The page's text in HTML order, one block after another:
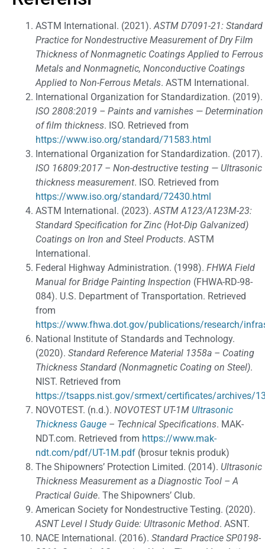
ASTM International. (2021).ASTM D7091-21: Standard
Practice for Nondestructive Measurement of Dry Film
Thickness of Nonmagnetic Coatings Applied to Ferrous
Metals and Nonmagnetic, Nonconductive Coatings
Applied to Non-Ferrous Metals. ASTM International.
International Organization for Standardization. (2019).
ISO 2808:2019 – Paints and varnishes — Determination
of film thickness. ISO. Retrieved from
https://www.iso.org/standard/71583.html
International Organization for Standardization. (2017).
ISO 16809:2017 – Non-destructive testing — Ultrasonic
thickness measurement. ISO. Retrieved from
https://www.iso.org/standard/72430.html
ASTM International. (2023).ASTM A123/A123M-23:
Standard Specification for Zinc (Hot-Dip Galvanized)
Coatings on Iron and Steel Products. ASTM
International.
Federal Highway Administration. (1998). FHWA Field
Manual for Bridge Painting Inspection (FHWA-RD-98-
084). U.S. Department of Transportation. Retrieved
from
https://www.fhwa.dot.gov/publications/research/
National Institute of Standards and Technology.
(2020). Standard Reference Material 1358a – Coating
Thickness Standard (Nonmagnetic Coating on Steel).
NIST. Retrieved from
https://tsapps.nist.gov/srmext/certificates/archives/
NOVOTEST. (n.d.). NOVOTEST UT-1M Ultrasonic
Thickness Gauge – Technical Specifications. MAK-
NDT.com. Retrieved from https://www.mak-
ndt.com/pdf/UT-1M.pdf (brosur teknis produk)
The Shipowners’ Protection Limited. (2014). Ultrasonic
Thickness Measurement as a Diagnostic Tool – A
Practical Guide. The Shipowners’ Club.
American Society for Nondestructive Testing. (2020).
ASNT Level I Study Guide: Ultrasonic Method. ASNT.
NACE International. (2016). Standard Practice SP0198-